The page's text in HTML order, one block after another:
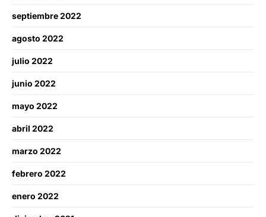
septiembre 2022
agosto 2022
julio 2022
junio 2022
mayo 2022
abril 2022
marzo 2022
febrero 2022
enero 2022